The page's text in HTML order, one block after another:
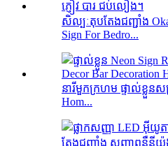
សិល្បៈតុបតែងជញ្ជាំង
Sign For Bedro...
នារីមួកក្រហម ផ្ទាល់ខ្លួនស
Hom...